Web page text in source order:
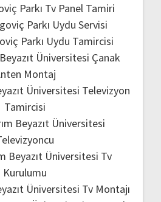
Parkı Tv Panel Tamiri
Parkı Uydu Servisi
Parkı Uydu Tamircisi
Beyazıt Üniversitesi Çanak
Montaj
Üniversitesi Televizyon
Tamircisi
Beyazıt Üniversitesi
Beyazıt Üniversitesi Tv
Kurulumu
Üniversitesi Tv Montajı